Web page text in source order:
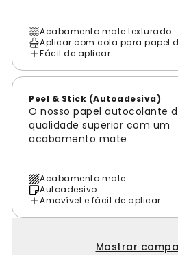
Acabamento mate texturado
Aplicar com cola para papel
Fácil de aplicar
Peel & Stick (Autoadesiva)
O nosso papel autocolante
qualidade superior com um
acabamento mate
Acabamento mate
Autoadesivo
Amovível e fácil de aplicar
Mostrar